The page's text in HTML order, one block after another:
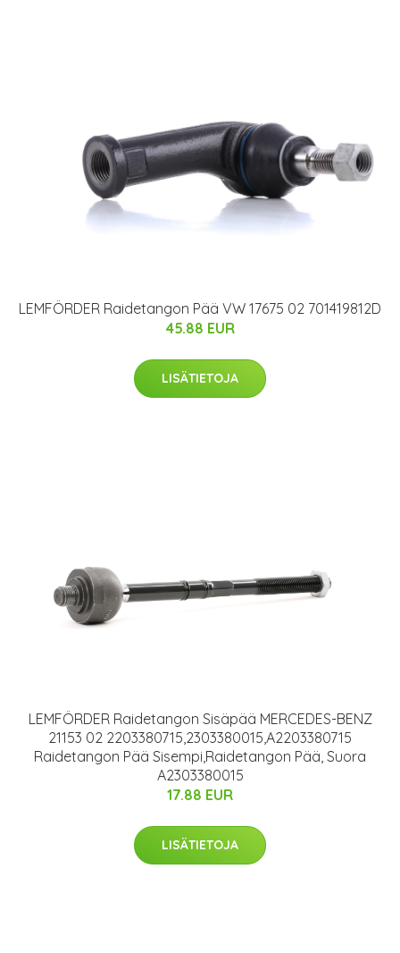
LEMFÖRDER Raidetangon Pää VW 17675 02 701419812D
45.88 EUR
LISÄTIETOJA
LEMFÖRDER Raidetangon Sisäpää MERCEDES-BENZ
21153 02 2203380715,2303380015,A2203380715
Raidetangon Pää Sisempi,Raidetangon Pää, Suora
A2303380015
17.88 EUR
LISÄTIETOJA